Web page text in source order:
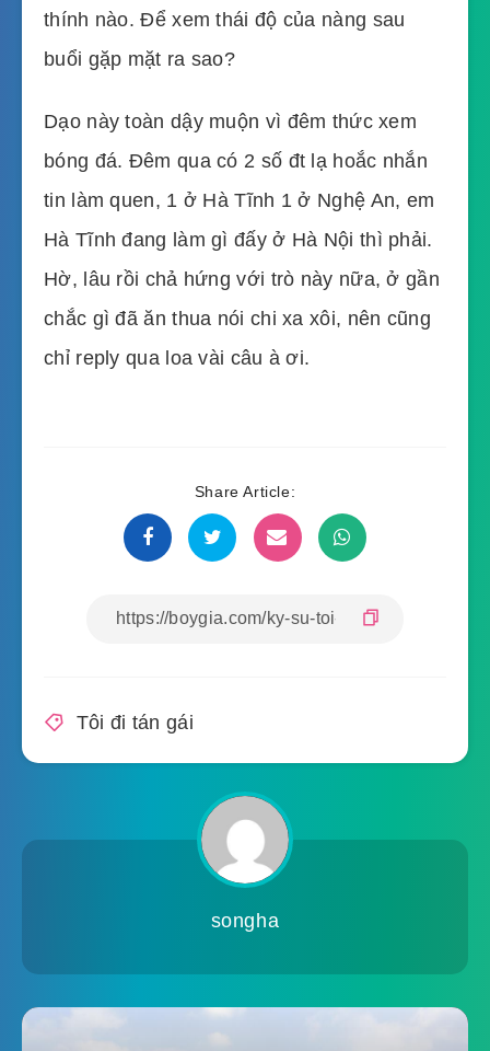
thính nào. Để xem thái độ của nàng sau
buổi gặp mặt ra sao?
Dạo này toàn dậy muộn vì đêm thức xem
bóng đá. Đêm qua có 2 số đt lạ hoắc nhắn
tin làm quen, 1 ở Hà Tĩnh 1 ở Nghệ An, em
Hà Tĩnh đang làm gì đấy ở Hà Nội thì phải.
Hờ, lâu rồi chả hứng với trò này nữa, ở gần
chắc gì đã ăn thua nói chi xa xôi, nên cũng
chỉ reply qua loa vài câu à ơi.
Share Article:
Tôi đi tán gái
songha